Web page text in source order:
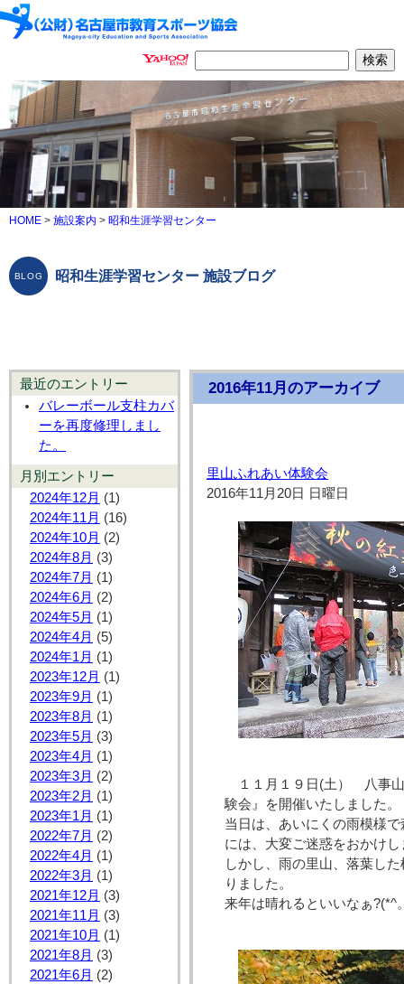
HOME > 施設案内 > 昭和生涯学習センター
昭和生涯学習センター 施設ブログ
最近のエントリー
バレーボール支柱カバ
ーを再度修理しまし
た。
月別エントリー
2024年12月 (1)
2024年11月 (16)
2024年10月 (2)
2024年8月 (3)
2024年7月 (1)
2024年6月 (2)
2024年5月 (1)
2024年4月 (5)
2024年1月 (1)
2023年12月 (1)
2023年9月 (1)
2023年8月 (1)
2023年5月 (3)
2023年4月 (1)
2023年3月 (2)
2023年2月 (1)
2023年1月 (1)
2022年7月 (2)
2022年4月 (1)
2022年3月 (1)
2021年12月 (3)
2021年11月 (3)
2021年10月 (1)
2021年8月 (3)
2021年6月 (2)
2016年11月のアーカイブ
里山ふれあい体験会
2016年11月20日 日曜日
１１月１９日(土） 八事
験会』を開催いたしました。
当日は、あいにくの雨模様
には、大変ご迷惑をおかけし
しかし、雨の里山、落葉し
りました。
来年は晴れるといいなぁ?(*^